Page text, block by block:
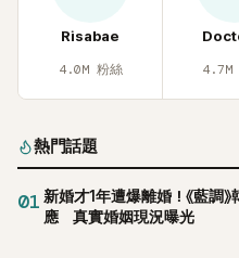
Risabae
4.0M 粉絲 4.7M
熱門話題
01 新婚才1年遭爆離婚！《藍調
應 真實婚姻現況曝光